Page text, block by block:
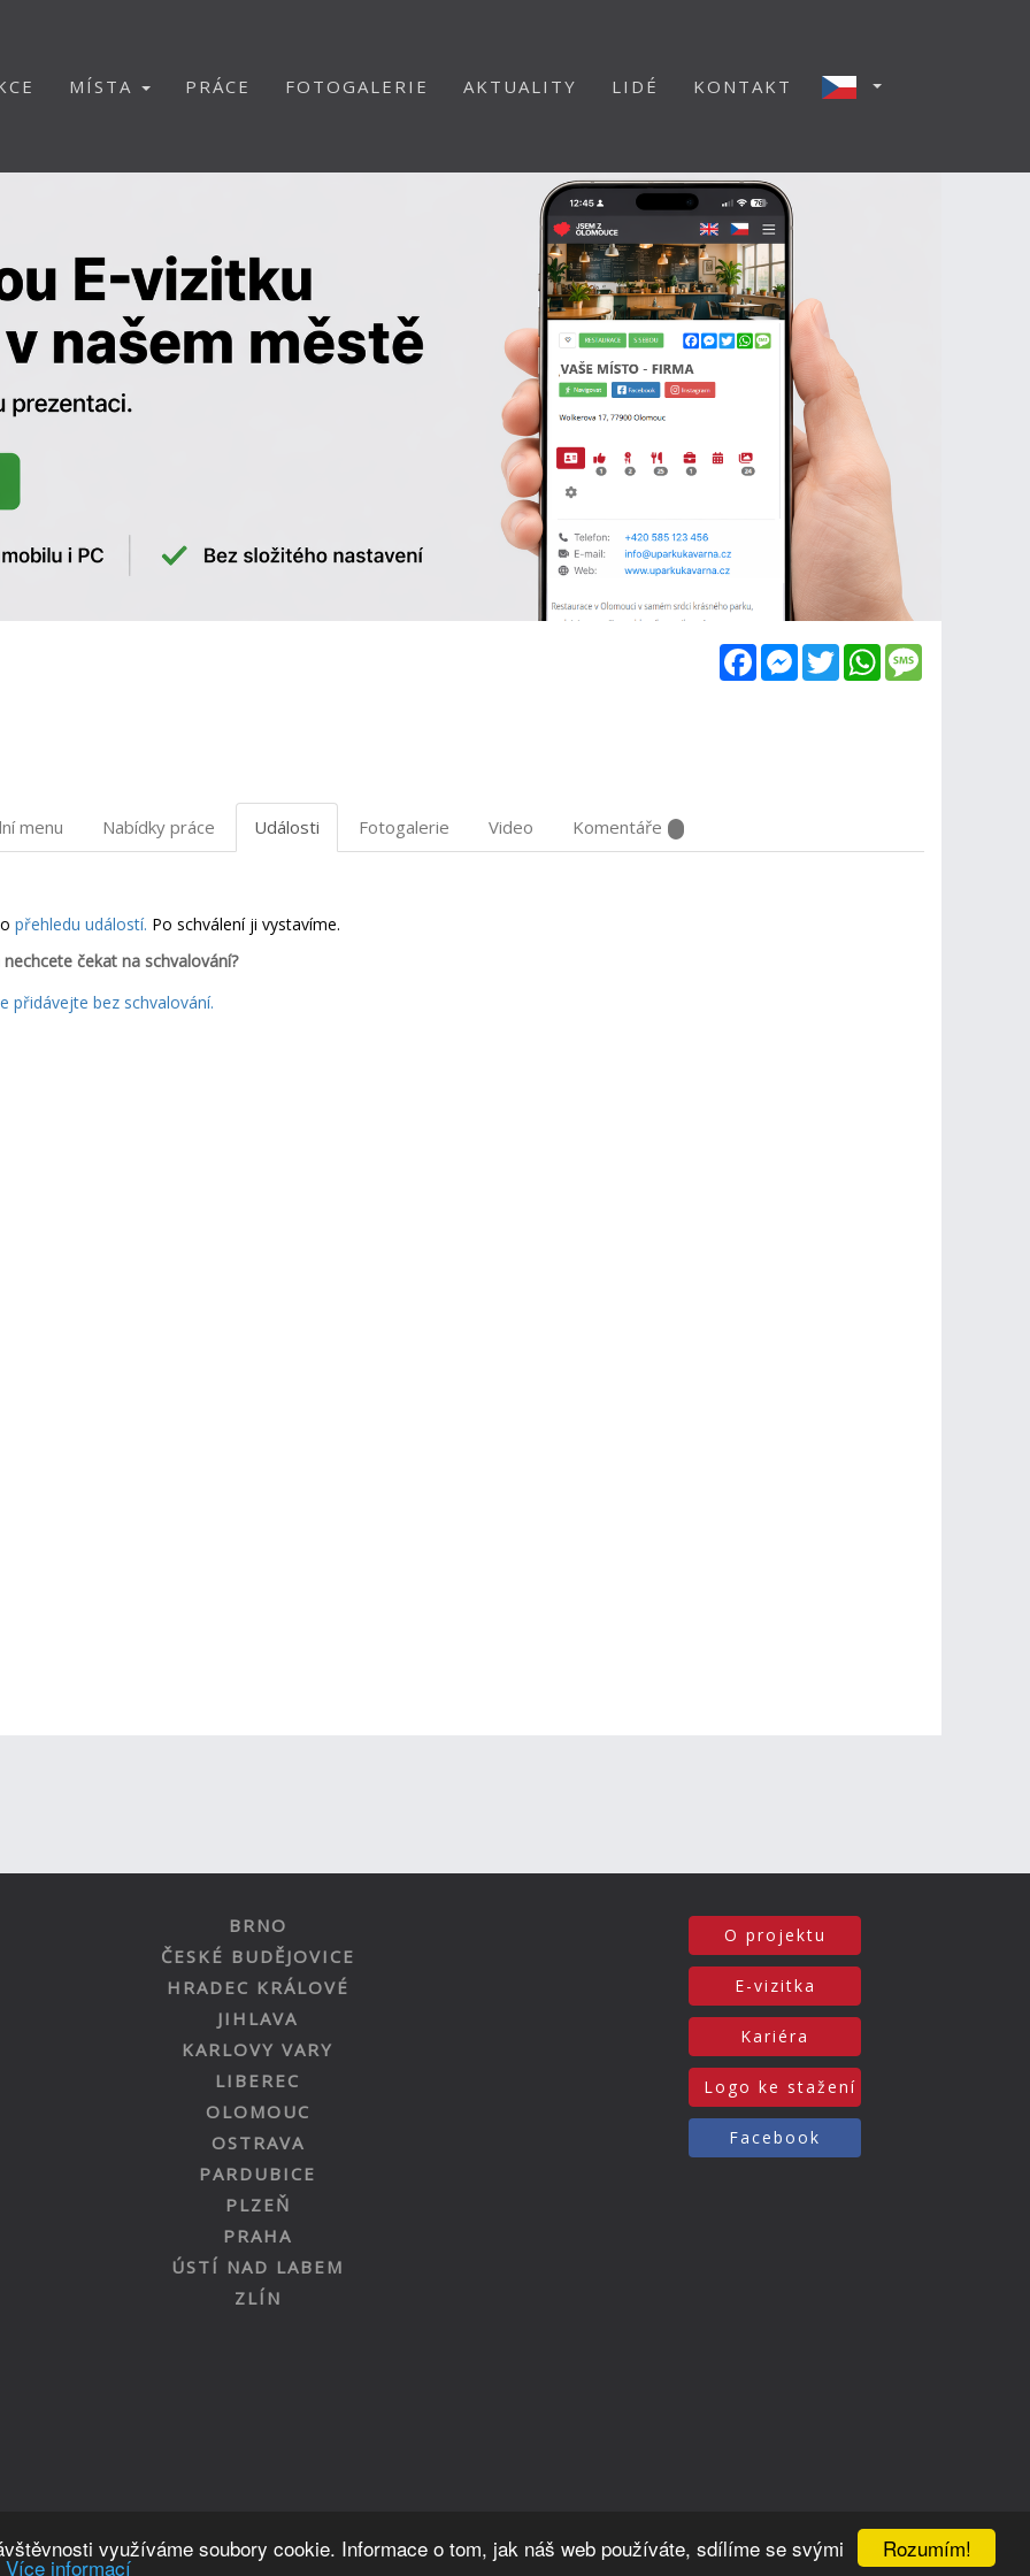
Rozumím!
využíváme soubory cookie. Informace o tom, jak náš web používáte, sdílíme se svými
Více informací
MÍSTA PRÁCE FOTOGALERIE AKTUALITY LIDÉ KONTAKT
FacebookMessenger
TwitterWhatsApp
menu Nabídky práce Události Fotogalerie Video Komentáře
přehledu událostí. Po schválení ji vystavíme.
čekat na schvalování?
přidávejte bez schvalování.
BRNO
ČESKÉ BUDĚJOVICE
HRADEC KRÁLOVÉ
JIHLAVA
KARLOVY VARY
LIBEREC
OLOMOUC
OSTRAVA
PARDUBICE
PLZEŇ
PRAHA
ÚSTÍ NAD LABEM
ZLÍN
O projektu
E-vizitka
Kariéra
Logo ke stažení
Facebook
Nahoru